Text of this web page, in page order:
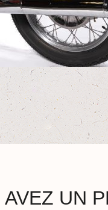
AVEZ UN